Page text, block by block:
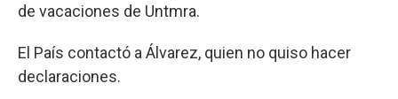
de vacaciones de Untmra.
El País contactó a Álvarez, quien no quiso hacer
declaraciones.